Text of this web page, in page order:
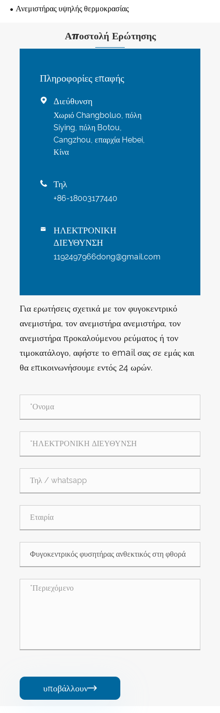
Ανεμιστήρας υψηλής θερμοκρασίας
Αποστολή Ερώτησης
Πληροφορίες επαφής
 Διεύθυνση
Χωριό Changboluo, πόλη
Siying, πόλη Botou,
Cangzhou, επαρχία Hebei,
Κίνα
 Τηλ
+86-18003177440

ΗΛΕΚΤΡΟΝΙΚΗ
ΔΙΕΥΘΥΝΣΗ
1192497966dong@gmail.com
Για ερωτήσεις σχετικά με τον φυγοκεντρικό
ανεμιστήρα, τον ανεμιστήρα ανεμιστήρα, τον
ανεμιστήρα προκαλούμενου ρεύματος ή τον
τιμοκατάλογο, αφήστε το email σας σε εμάς και
θα επικοινωνήσουμε εντός 24 ωρών.
υποβάλλουν